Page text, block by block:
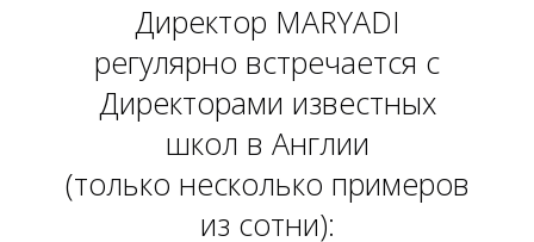
Директор MARYADI
регулярно встречается c
Директорами известных
школ в Англии
(только несколько примеров
из сотни):